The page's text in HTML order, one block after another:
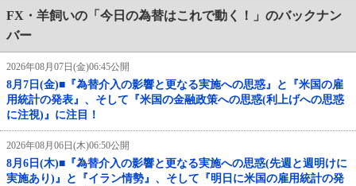
FX・羊飼いの「今日の為替はこれで動く！」のバックナン
バー
2026年08月07日(金)06:45公開
8月7日(金)■『為替介入の影響と更なる実施への思惑』と『米国の雇
用統計の発表』、そして『米国の金融政策への思惑(利上げへの思惑
に注視)』に注目！
2026年08月06日(木)06:50公開
8月6日(木)■『為替介入の影響と更なる実施への思惑(先週と週明けに
実施あり)』と『イラン情勢』、そして『明日に米国の雇用統計の発